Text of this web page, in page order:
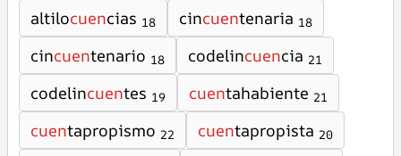
altilocuencias 18 cincuentenaria 18
cincuentenario 18 codelincuencia 21
codelincuentes 19 cuentahabiente 21
cuentapropismo 22 cuentapropista 20